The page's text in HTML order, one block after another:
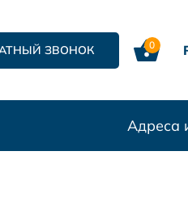
ЗВОНОК 0
Адреса